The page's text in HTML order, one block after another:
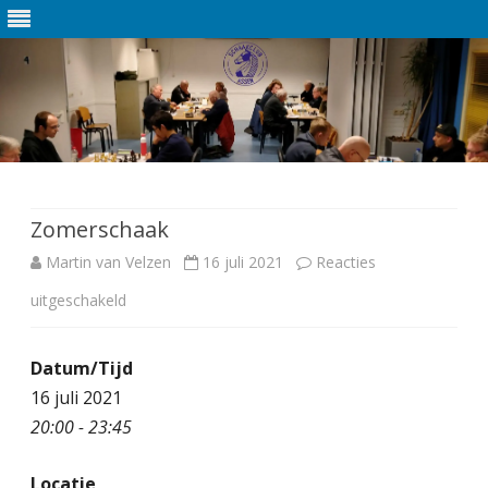
Zomerschaak
Martin van Velzen 16 juli 2021
Reacties
uitgeschakeld
o
Datum/Tijd
16 juli 2021
20:00 - 23:45